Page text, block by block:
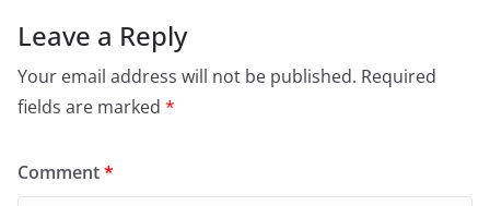
Leave a Reply
Your email address will not be published. Required
fields are marked *
Comment*